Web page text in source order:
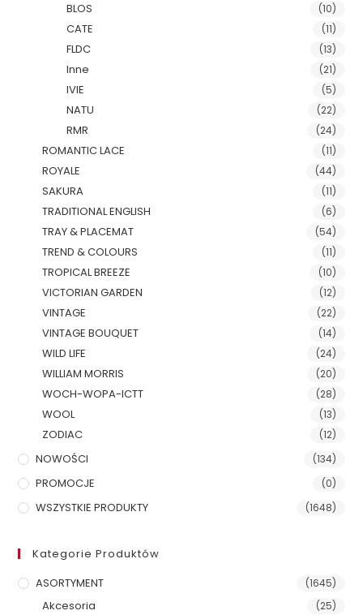
BLOS (10)
CATE (11)
FLDC (13)
Inne (21)
IVIE (5)
NATU (22)
RMR (24)
ROMANTIC LACE (11)
ROYALE (44)
SAKURA (11)
TRADITIONAL ENGLISH (6)
TRAY & PLACEMAT (54)
TREND & COLOURS (11)
TROPICAL BREEZE (10)
VICTORIAN GARDEN (12)
VINTAGE (22)
VINTAGE BOUQUET (14)
WILD LIFE (24)
WILLIAM MORRIS (20)
WOCH-WOPA-ICTT (28)
WOOL (13)
ZODIAC (12)
NOWOŚCI (134)
PROMOCJE (0)
WSZYSTKIE PRODUKTY (1648)
Kategorie Produktów
ASORTYMENT
(1645)
Akcesoria (25)